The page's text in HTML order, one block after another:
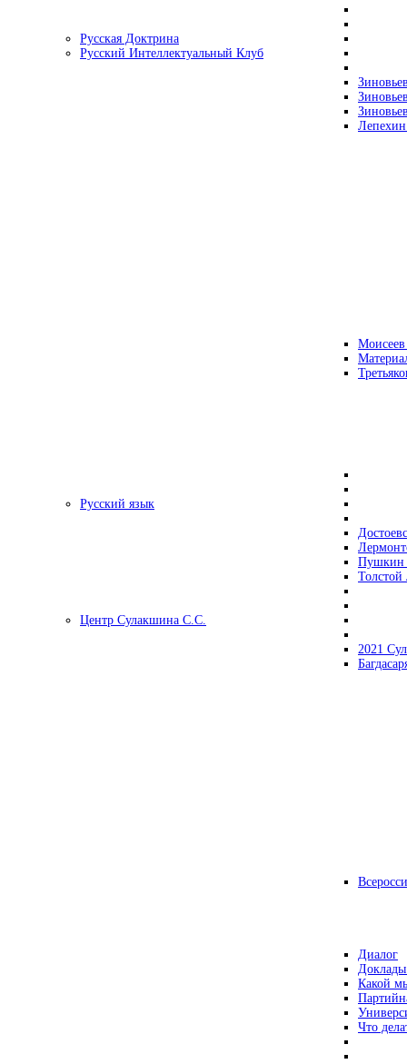
Русская Доктрина
Русский Интеллектуальный Клуб
Русский язык
Центр Сулакшина С.С.
2021
Диалог
Какой
Что